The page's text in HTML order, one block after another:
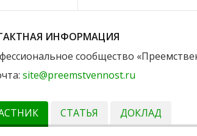
ИНФОРМАЦИЯ
сообщество
site@preemstvennost.ru
СТАТЬЯ ДОКЛАД